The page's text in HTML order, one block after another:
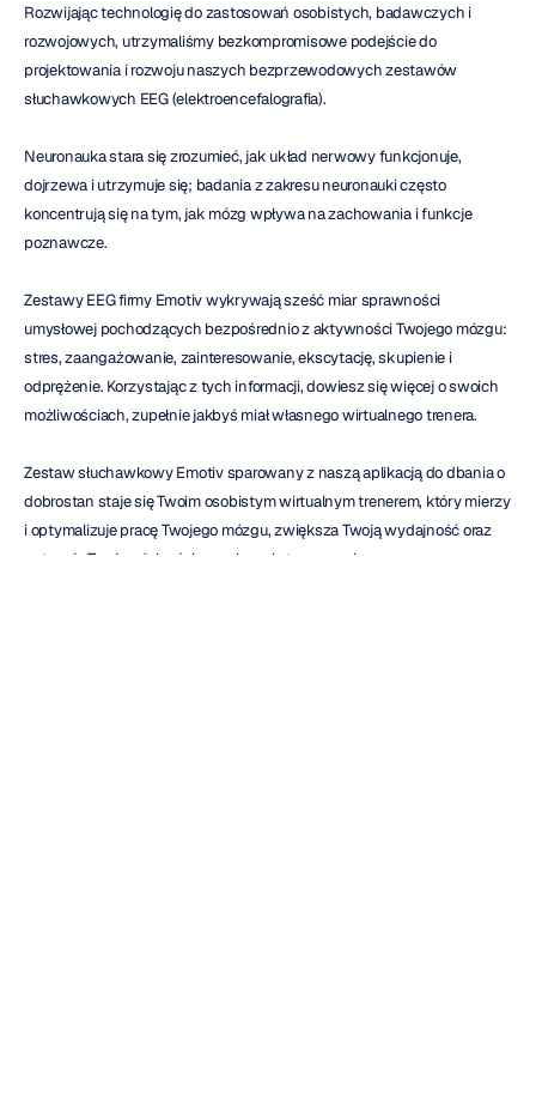
Rozwijając technologię do zastosowań osobistych, badawczych i
rozwojowych, utrzymaliśmy bezkompromisowe podejście do
projektowania i rozwoju naszych bezprzewodowych zestawów
słuchawkowych EEG (elektroencefalografia).
Neuronauka stara się zrozumieć, jak układ nerwowy funkcjonuje,
dojrzewa i utrzymuje się; badania z zakresu neuronauki często
koncentrują się na tym, jak mózg wpływa na zachowania i funkcje
poznawcze.
Zestawy EEG firmy Emotiv wykrywają sześć miar sprawności
umysłowej pochodzących bezpośrednio z aktywności Twojego mózgu:
stres, zaangażowanie, zainteresowanie, ekscytację, skupienie i
odprężenie. Korzystając z tych informacji, dowiesz się więcej o swoich
możliwościach, zupełnie jakbyś miał własnego wirtualnego trenera.
Zestaw słuchawkowy Emotiv sparowany z naszą aplikacją do dbania o
dobrostan staje się Twoim osobistym wirtualnym trenerem, który mierzy
i optymalizuje pracę Twojego mózgu, zwiększa Twoją wydajność oraz
potęguje Twoje zdolności umysłowe i stan przepływu.